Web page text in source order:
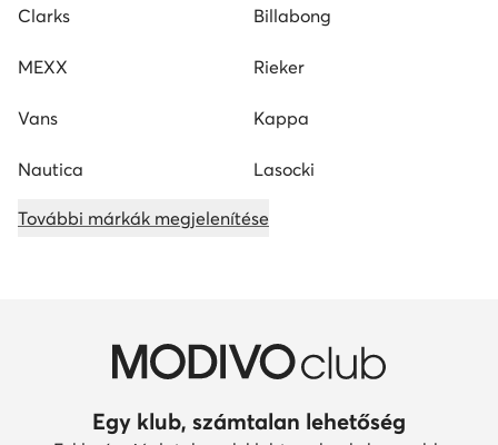
Clarks Billabong
MEXX Rieker
Vans Kappa
Nautica Lasocki
További márkák megjelenítése
Egy klub, számtalan lehetőség